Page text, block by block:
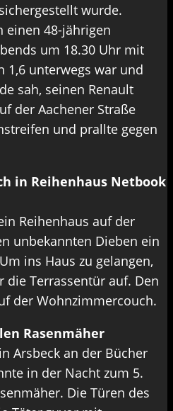
wurde.
einen 48-jährigen
um 18.30 Uhr mit
1,6 unterwegs war und
sah, seinen Renault
der Aachener Straße
und prallte gegen
in Reihenhaus Netbook
Reihenhaus auf der
unbekannten Dieben ein
ins Haus zu gelangen,
die Terrassentür auf. Den
der Wohnzimmercouch.
Rasenmäher
Arsbeck an der Bücher
in der Nacht zum 5.
Die Türen des